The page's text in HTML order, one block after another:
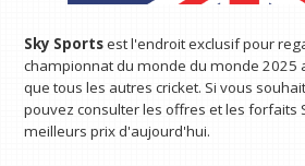
Sky Sportsest l'endroit exclusif pour
championnat du monde du monde 2025
que tous les autres cricket. Si vous
pouvez consulter les offres et les forfaits
meilleurs prix d'aujourd'hui.